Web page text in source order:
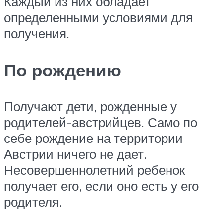
определенными условиями для
получения.
По рождению
Получают дети, рожденные у
родителей-австрийцев. Само по
себе рождение на территории
Австрии ничего не дает.
Несовершеннолетний ребенок
получает его, если оно есть у его
родителя.